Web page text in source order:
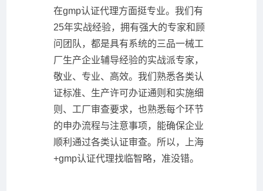
在gmp认证代理方面挺专业。我们有
25年实战经验，拥有强大的专家和顾
问团队，都是具有系统的三品一械工
厂生产企业辅导经验的实战派专家，
敬业、专业、高效。我们熟悉各类认
证标准、生产许可办证通则和实施细
则、工厂审查要求，也熟悉每个环节
的申办流程与注意事项，能确保企业
顺利通过各类认证审查。所以，上海
+gmp认证代理找临智略，准没错。